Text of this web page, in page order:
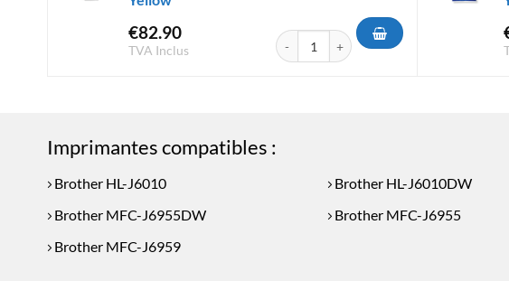
€82.90
TVA Inclus
quantité de Cartouche D'Encre Brother
Imprimantes compatibles :
Brother HL-J6010 Brother HL-J6010DW
Brother MFC-J6955DW
Brother MFC-J6955
Brother MFC-J6959